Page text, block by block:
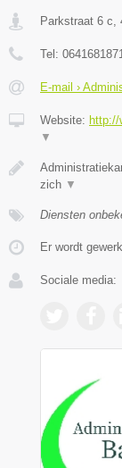
Parkstraat 6 c
Tel: 0641681871
E-mail ›
Website: http://
▼
zich ▼
Diensten
Er wordt
Sociale media: